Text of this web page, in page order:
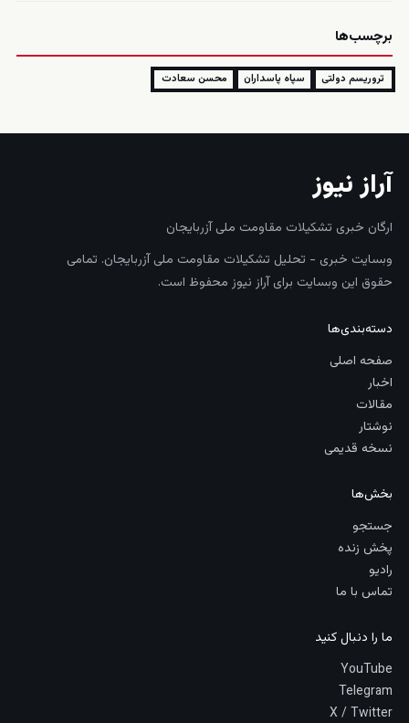
برچسب‌ها
تروریسم دولتی سپاه پاسداران محسن سعادت
آراز نیوز
ارگان خبری تشکیلات مقاومت ملی آزربایجان
وبسایت خبری - تحلیل تشکیلات مقاومت ملی آزربایجان. تمامی
حقوق این وبسایت برای آراز نیوز محفوظ است.
دسته‌بندی‌ها
صفحه اصلی
اخبار
مقالات
نوشتار
نسخه قدیمی
بخش‌ها
جستجو
پخش زنده
رادیو
تماس با ما
ما را دنبال کنید
YouTube
Telegram
X / Twitter